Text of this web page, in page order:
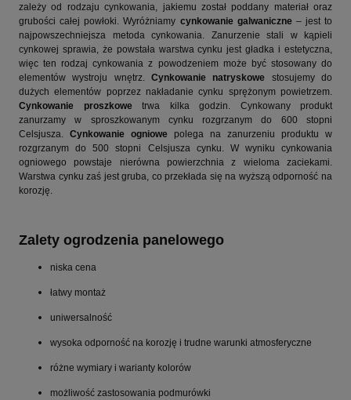
zależy od rodzaju cynkowania, jakiemu został poddany materiał oraz
grubości całej powłoki. Wyróżniamy cynkowanie galwaniczne– jest to
najpowszechniejsza metoda cynkowania. Zanurzenie stali w kąpieli
cynkowej sprawia, że powstała warstwa cynku jest gładka i estetyczna,
więc ten rodzaj cynkowania z powodzeniem może być stosowany do
elementów wystroju wnętrz. Cynkowanie natryskowe stosujemy do
dużych elementów poprzez nakładanie cynku sprężonym powietrzem.
Cynkowanie proszkowetrwa kilka godzin. Cynkowany produkt
zanurzamy w sproszkowanym cynku rozgrzanym do 600 stopni
Celsjusza. Cynkowanie ogniowe polega na zanurzeniu produktu w
rozgrzanym do 500 stopni Celsjusza cynku. W wyniku cynkowania
ogniowego powstaje nierówna powierzchnia z wieloma zaciekami.
Warstwa cynku zaś jest gruba, co przekłada się na wyższą odporność na
korozję.
Zalety ogrodzenia panelowego
niska cena
łatwy montaż
uniwersalność
wysoka odporność na korozję i trudne warunki atmosferyczne
różne wymiary i warianty kolorów
możliwość zastosowania podmurówki